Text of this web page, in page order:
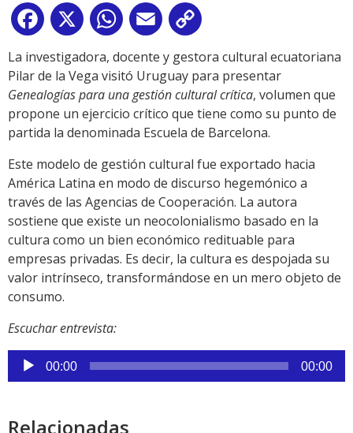
Facebook
X WhatsApp
Email
Link
La investigadora, docente y gestora cultural ecuatoriana
Pilar de la Vega visitó Uruguay para presentar
Genealogías para una gestión cultural crítica, volumen que
propone un ejercicio crítico que tiene como su punto de
partida la denominada Escuela de Barcelona.
Este modelo de gestión cultural fue exportado hacia
América Latina en modo de discurso hegemónico a
través de las Agencias de Cooperación. La autora
sostiene que existe un neocolonialismo basado en la
cultura como un bien económico redituable para
empresas privadas. Es decir, la cultura es despojada su
valor intrínseco, transformándose en un mero objeto de
consumo.
Escuchar entrevista:
Reproductor
de
00:00 00:00
Relacionadas